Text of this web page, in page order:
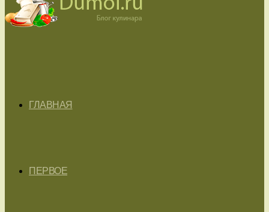
ГЛАВНАЯ
ПЕРВОЕ